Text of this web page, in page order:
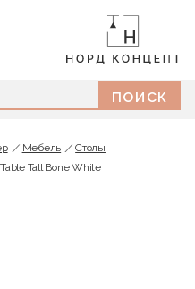
Мебель
Cтолы
Tall Bone White